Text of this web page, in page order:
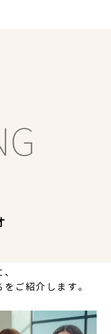
ご紹介します。